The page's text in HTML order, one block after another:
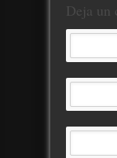
Deja un